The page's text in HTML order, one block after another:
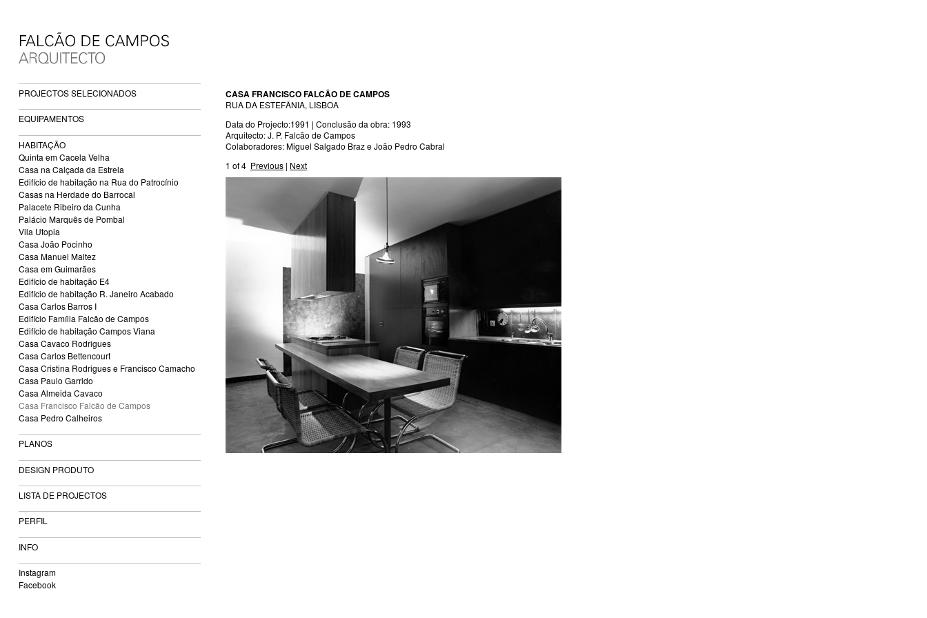
PROJECTOS SELECIONADOS
EQUIPAMENTOS
HABITAÇÃO
Quinta em Cacela Velha
Casa na Calçada da Estrela
Edifício de habitação na Rua do Patrocínio
Casas na Herdade do Barrocal
Palacete Ribeiro da Cunha
Palácio Marquês de Pombal
Vila Utopia
Casa João Pocinho
Casa Manuel Maltez
Casa em Guimarães
Edifício de habitação E4
Edifício de habitação R. Janeiro Acabado
Casa Carlos Barros I
Edifício Família Falcão de Campos
Edifício de habitação Campos Viana
Casa Cavaco Rodrigues
Casa Carlos Bettencourt
Casa Cristina Rodrigues e Francisco Camacho
Casa Paulo Garrido
Casa Almeida Cavaco
Casa Francisco Falcão de Campos
Casa Pedro Calheiros
PLANOS
DESIGN PRODUTO
LISTA DE PROJECTOS
PERFIL
INFO
Instagram
Facebook
CASA FRANCISCO FALCÃO DE CAMPOS
RUA DA ESTEFÂNIA, LISBOA
Data do Projecto:1991 | Conclusão da obra: 1993
Arquitecto: J. P. Falcão de Campos
Colaboradores: Miguel Salgado Braz e João Pedro Cabral
1 of 4 Previous | Next